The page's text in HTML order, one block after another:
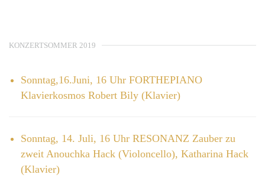
KONZERTSOMMER 2019
Sonntag,16.Juni, 16 Uhr FORTHEPIANO
Klavierkosmos Robert Bily (Klavier)
Sonntag, 14. Juli, 16 Uhr RESONANZ Zauber zu
zweit Anouchka Hack (Violoncello), Katharina Hack
(Klavier)